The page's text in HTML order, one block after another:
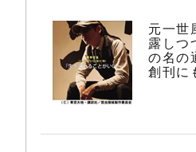
元一世
露しつ
の名の
創刊に